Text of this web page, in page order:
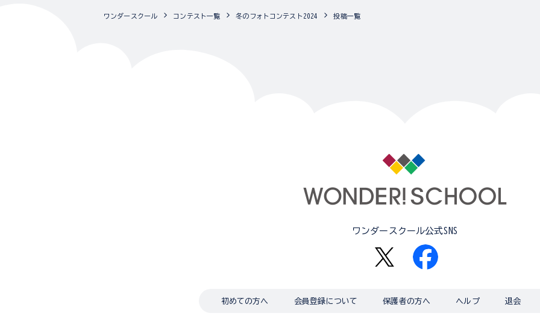
ワンダースクール コンテスト一覧 冬のフォトコンテスト2024 投稿一覧
ワンダースクール公式SNS
初めての方へ 会員登録について 保護者の方へ ヘルプ 退会